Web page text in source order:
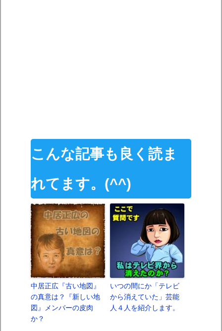
こんな記事も良く読ま
れてます。(^^)
中居正広『古い地図』
の真意は？『新しい地
図』メンバーの皮肉
か？
いつの間にか「テレビ
から消えていた」芸能
人４人を紹介します。